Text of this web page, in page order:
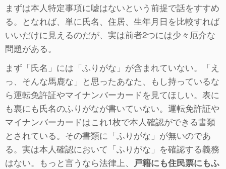
まずは本人特定事項に嘘はないという前提で話をすすめ
る。となれば、単に氏名、住居、生年月日を比較すれば
いいだけに見えるのだが、実は前者2つには少々厄介な
問題がある。
まず「氏名」には「ふりがな」が含まれていない。「え
っ、そんな馬鹿な」と思ったあなた、もし持っているな
ら運転免許証やマイナンバーカードを見てほしい。表に
も裏にも氏名のふりがなが書いていない。運転免許証や
マイナンバーカードはこれ1枚で本人確認ができる書類
とされている。その書類に「ふりがな」が無いのであ
る。実は本人確認において「ふりがな」を確認する義務
はない。もっと言うなら法律上、
戸籍にも住民票にもふ